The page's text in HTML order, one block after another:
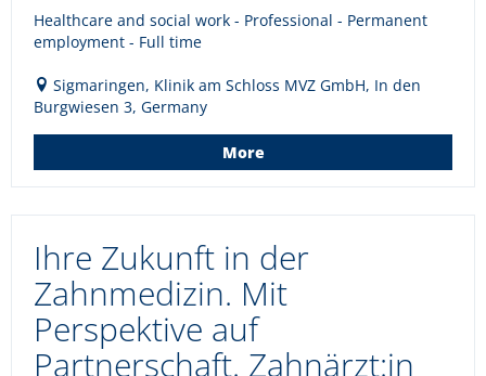
Healthcare and social work - Professional - Permanent
employment - Full time
Sigmaringen, Klinik am Schloss MVZ GmbH, In den
Burgwiesen 3, Germany
More
Ihre Zukunft in der
Zahnmedizin. Mit
Perspektive auf
Partnerschaft. Zahnärzt:in